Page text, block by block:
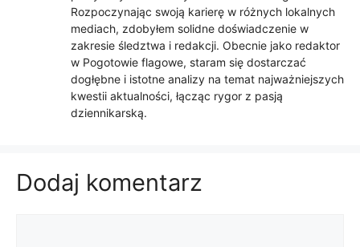
Rozpoczynając swoją karierę w różnych lokalnych
mediach, zdobyłem solidne doświadczenie w
zakresie śledztwa i redakcji. Obecnie jako redaktor
w Pogotowie flagowe, staram się dostarczać
dogłębne i istotne analizy na temat najważniejszych
kwestii aktualności, łącząc rygor z pasją
dziennikarską.
Dodaj komentarz